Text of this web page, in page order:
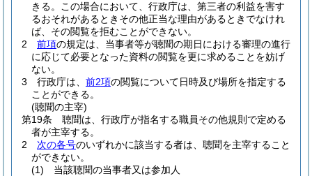
きる。
この場合において、行政庁は、第三者の利益を害す
るおそれがあるときその他正当な理由があるときでなけれ
ば、その閲覧を拒むことができない。
2
前項の規定は、当事者等が聴聞の期日における審理の進行
に応じて必要となった資料の閲覧を更に求めることを妨げ
ない。
3
行政庁は、 前2項の閲覧について日時及び場所を指定する
ことができる。
(聴聞の主宰)
第19条
聴聞は、行政庁が指名する職員その他規則で定める
者が主宰する。
2
次の各号のいずれかに該当する者は、聴聞を主宰すること
ができない。
(1)
当該聴聞の当事者又は参加人